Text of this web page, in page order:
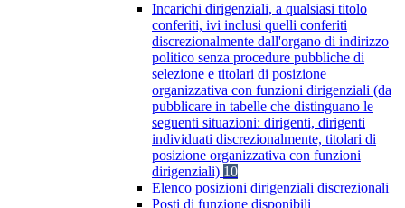
Incarichi dirigenziali, a qualsiasi titolo
conferiti, ivi inclusi quelli conferiti
discrezionalmente dall'organo di indirizzo
politico senza procedure pubbliche di
selezione e titolari di posizione
organizzativa con funzioni dirigenziali (da
pubblicare in tabelle che distinguano le
seguenti situazioni: dirigenti, dirigenti
individuati discrezionalmente, titolari di
posizione organizzativa con funzioni
dirigenziali) 10
Elenco posizioni dirigenziali discrezionali
Posti di funzione disponibili